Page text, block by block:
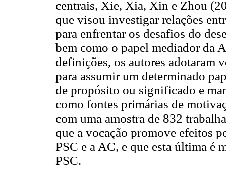
centrais, Xie, Xia, Xin e Zhou
que visou investigar relações
para enfrentar os desafios do
bem como o papel mediador da
definições, os autores adotaram
para assumir um determinado
de propósito ou significado e
como fontes primárias de
com uma amostra de 832
que a vocação promove efeitos
PSC e a AC, e que esta última é
PSC.